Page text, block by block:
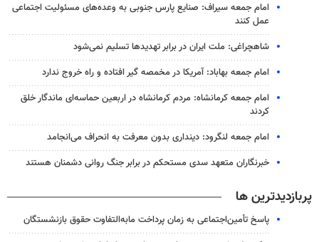
امام جمعه سیراف: صنایع پارس جنوبی به وعده‌های مسئولیت اجتماعی
عمل کنند
شاهچراغی: ملت ایران در برابر تهدیدها تسلیم نمی‌شود
امام جمعه بهاباد: آمریکا در مخمصه گیر افتاده و راه خروج ندارد
امام جمعه کرمانشاه: مردم کرمانشاه در اربعین حماسه‌ای ماندگار خلق
کردند
امام جمعه لنگرود: دینداری بدون معرفت به انحراف می‌انجامد
خبرنگاران متعهد سدی مستحکم در برابر جنگ روانی دشمنان هستند
پربازدیدترین ها
پاسخ تأمین‌اجتماعی به زمان پرداخت مابه‌التفاوت حقوق بازنشستگان